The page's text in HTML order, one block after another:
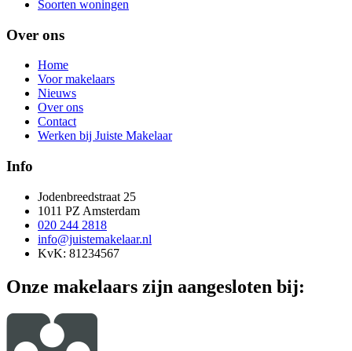
Soorten woningen
Over ons
Home
Voor makelaars
Nieuws
Over ons
Contact
Werken bij Juiste Makelaar
Info
Jodenbreedstraat 25
1011 PZ Amsterdam
020 244 2818
info@juistemakelaar.nl
KvK: 81234567
Onze makelaars zijn aangesloten bij: